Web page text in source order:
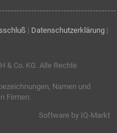
| Datenschutzerklärung |
& Co. KG. Alle Rechte
Namen und
Firmen.
Software by IQ-Markt